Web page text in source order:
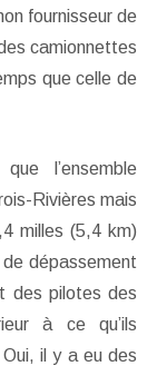
fournisseur de
camionnettes
que celle de
l’ensemble
Rivières mais
milles (5,4 km)
dépassement
des pilotes des
à ce qu’ils
il y a eu des